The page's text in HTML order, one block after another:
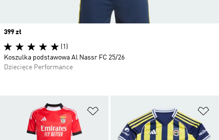
Dodaj do listy życzeń
Price
399 zł
(1)
Koszulka podstawowa Al Nassr FC 25/26
Dziecięce Performance